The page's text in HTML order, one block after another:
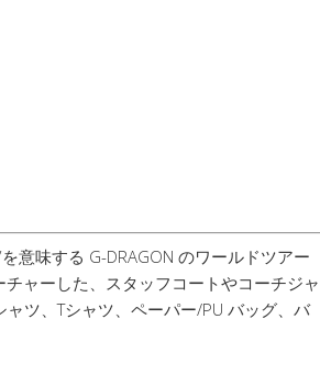
意味する G-DRAGON のワールドツアー
ャーした、スタッフコートやコーチジャ
ツ、Tシャツ、ペーパー/PU バッグ、バ